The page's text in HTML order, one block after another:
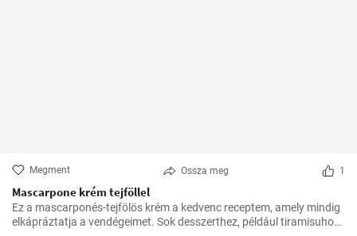
Megment Ossza meg 1
Mascarpone krém tejföllel
Ez a mascarponés-tejfölös krém a kedvenc receptem, amely mindig
elkápráztatja a vendégeimet. Sok desszerthez, például tiramisuhoz